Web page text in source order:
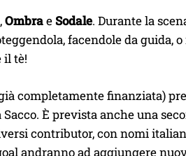
,OmbraeSodale. Durante la
facendole da
il tè!
completamente finanziata)
È prevista anche una
contributor, con nomi
andranno ad aggiungere